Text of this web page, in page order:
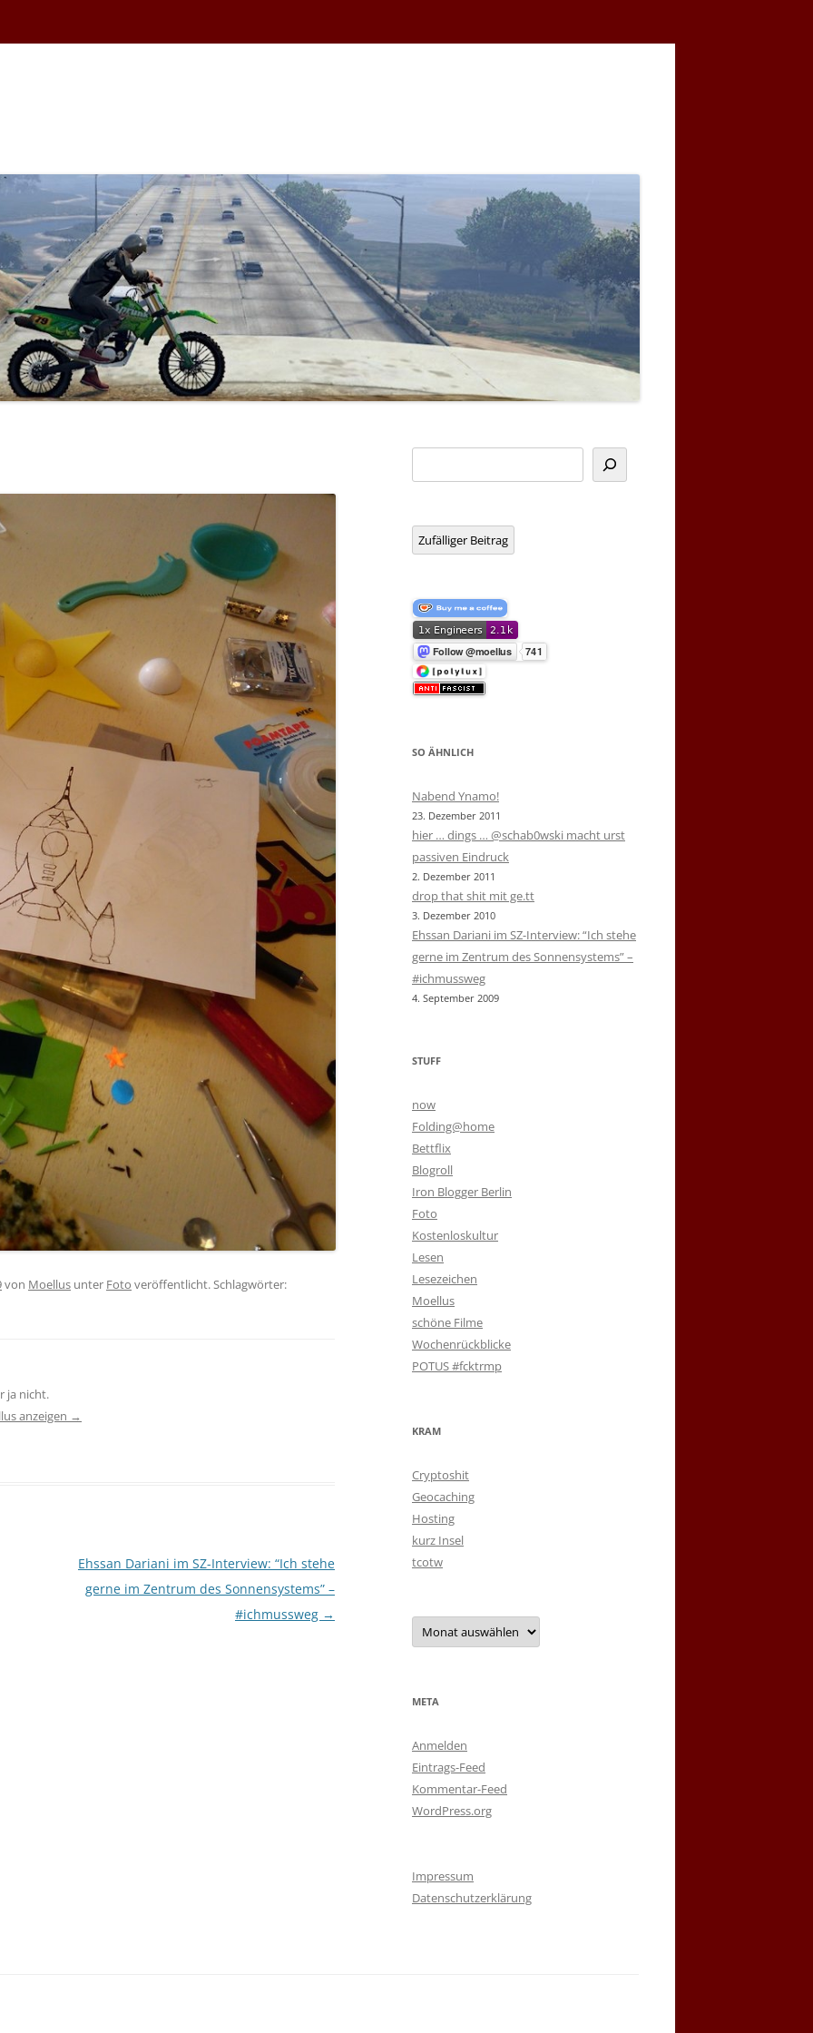
von Moellus unter Foto veröffentlicht. Schlagwörter:
ja nicht.
anzeigen →
Ehssan Dariani im SZ-Interview: “Ich stehe
gerne im Zentrum des Sonnensystems” –
#ichmussweg →
Zufälliger Beitrag
SO ÄHNLICH
Nabend Ynamo!
23. Dezember 2011
hier … dings … @schab0wski macht urst
passiven Eindruck
2. Dezember 2011
drop that shit mit ge.tt
3. Dezember 2010
Ehssan Dariani im SZ-Interview: “Ich stehe
gerne im Zentrum des Sonnensystems” –
#ichmussweg
4. September 2009
STUFF
now
Folding@home
Bettflix
Blogroll
Iron Blogger Berlin
Foto
Kostenloskultur
Lesen
Lesezeichen
Moellus
schöne Filme
Wochenrückblicke
POTUS #fcktrmp
KRAM
Cryptoshit
Geocaching
Hosting
kurz Insel
tcotw
Archiv
META
Anmelden
Eintrags-Feed
Kommentar-Feed
WordPress.org
Impressum
Datenschutzerklärung